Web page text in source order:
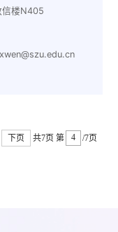
信楼N405
下页 共7页 第
/7页